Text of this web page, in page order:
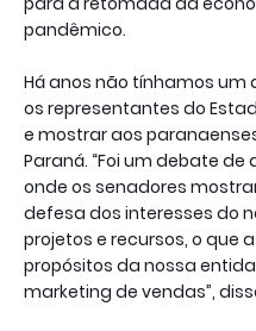
pandêmico.
Há anos não tínhamos um
os representantes do
e mostrar aos
Paraná. “Foi um debate
onde os senadores
defesa dos interesses do
projetos e recursos, o que
propósitos da nossa
marketing de vendas”,